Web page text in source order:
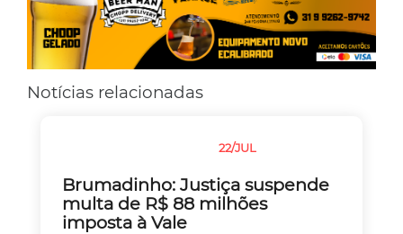
Notícias relacionadas
22/JUL
Brumadinho: Justiça suspende
multa de R$ 88 milhões
imposta à Vale